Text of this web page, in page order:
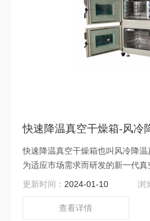
快速降温真空干燥箱-风冷
快速降温真空干燥箱也叫风冷降
为适应市场需求而研发的新一代真
燥箱集加热、恒温、定时、真空、
更新时间： 2024-01-10 浏
查看详情